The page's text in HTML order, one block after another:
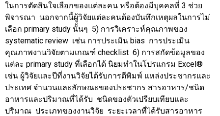
ในการตัดสินใจเลือกของแต่ละคน หรือต้องมีบุคคลที่ 3 ช่วย
พิจารณา นอกจากนี้ผู้วิจัยแต่ละคนต้องบันทึกเหตุผลในการไม่
เลือก primary study นั้นๆ 5) การวิเคราะห์คุณภาพของ
systematic review เช่น การประเมิน bias การประเมิน
คุณภาพงานวิจัยตามเกณฑ์ checklist 6) การสกัดข้อมูลของ
แต่ละ primary study ที่เลือกได้ นิยมทำในโปรแกรม Excel®
เช่น ผู้วิจัยและปีที่งานวิจัยได้รับการตีพิมพ์ แหล่งประชากรและ
ประเทศ จำนวนและลักษณะของประชากร สารอาหาร/ชนิด
อาหารและปริมาณที่ได้รับ ชนิดของตัวเปรียบเทียบและ
ปริมาณ ประเภทของงานวิจัย ระยะเวลาที่ได้รับสารอาหาร